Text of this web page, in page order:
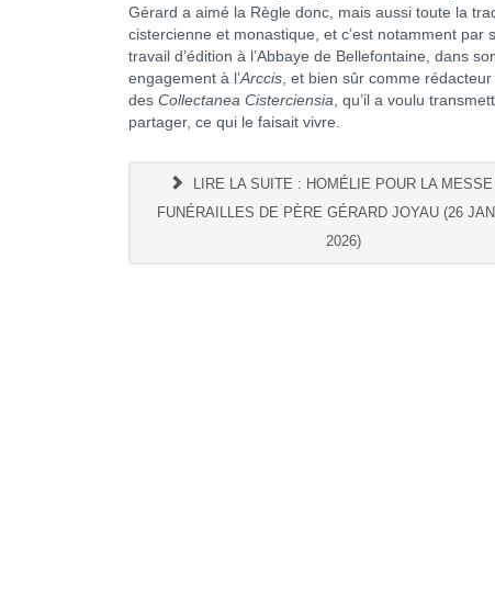
Gérard a aimé la Règle donc, mais aussi toute la
cistercienne et monastique, et c’est notamment par
travail d’édition à l’Abbaye de Bellefontaine, dans
engagement à l’Arccis, et bien sûr comme
des Collectanea Cisterciensia, qu’il a voulu
partager, ce qui le faisait vivre.
LIRE LA SUITE : HOMÉLIE POUR LA MESSE
FUNÉRAILLES DE PÈRE GÉRARD JOYAU (26
2026)